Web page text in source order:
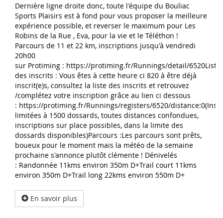
Dernière ligne droite donc, toute l'équipe du Bouliac
Sports Plaisirs est à fond pour vous proposer la meilleure
expérience possible, et reverser le maximum pour Les
Robins de la Rue , Eva, pour la vie et le Téléthon !
Parcours de 11 et 22 km, inscriptions jusqu'à vendredi
20h00
sur Protiming : https://protiming.fr/Runnings/detail/6520Liste
des inscrits : Vous êtes à cette heure ci 820 à être déjà
inscrit(e)s, consultez la liste des inscrits et retrouvez
/complétez votre inscription grâce au lien ci dessous
: https://protiming.fr/Runnings/registers/6520/
limitées à 1500 dossards, toutes distances confondues,
inscriptions sur place possibles, dans la limite des
dossards disponibles)Parcours :Les parcours sont prêts,
boueux pour le moment mais la météo de la semaine
prochaine s'annonce plutôt clémente ! Dénivelés
: Randonnée 11kms environ 350m D+Trail court 11kms
environ 350m D+Trail long 22kms environ 550m D+
En savoir plus